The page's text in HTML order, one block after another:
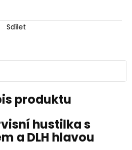
Sdílet
produktu
hustilka s
a DLH hlavou